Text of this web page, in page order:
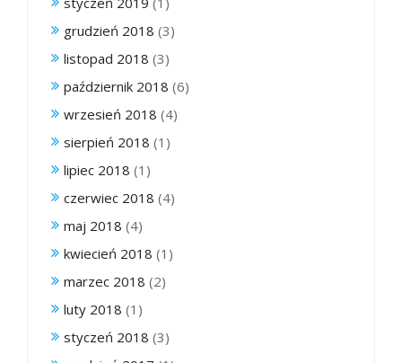
grudzień 2018 (3)
listopad 2018 (3)
październik 2018 (6)
wrzesień 2018 (4)
sierpień 2018 (1)
lipiec 2018 (1)
czerwiec 2018 (4)
maj 2018 (4)
kwiecień 2018 (1)
marzec 2018 (2)
luty 2018 (1)
styczeń 2018 (3)